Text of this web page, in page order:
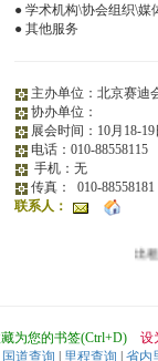
● 学术机构\协会组织\媒
● 其他服务
主办单位：北京赛迪
协办单位：
展会时间：10月18-19
电话：010-88558115
手机：无
传真： 010-88558181
联系人：
出租信
为您的书签(Ctrl+D)
设
国道查询 里程查询 省内